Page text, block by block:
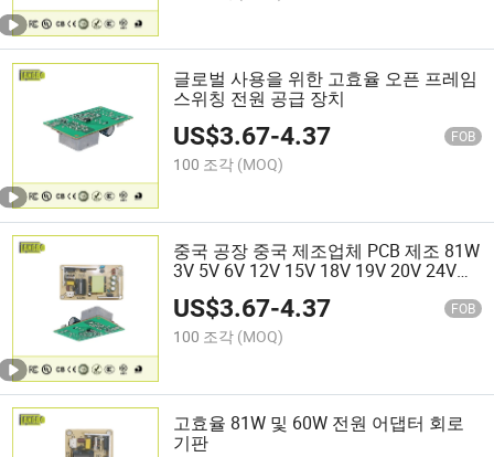
글로벌 사용을 위한 고효율 오픈 프레임
스위칭 전원 공급 장치
US$3.67-4.37 FOB
100 조각 (MOQ)
중국 공장 중국 제조업체 PCB 제조 81W
3V 5V 6V 12V 15V 18V 19V 20V 24V
36V 48V 1A 2A 4.3A 6.5A 8A 10A 15A
20A OEM/ODM
US$3.67-4.37 FOB
100 조각 (MOQ)
고효율 81W 및 60W 전원 어댑터 회로
기판